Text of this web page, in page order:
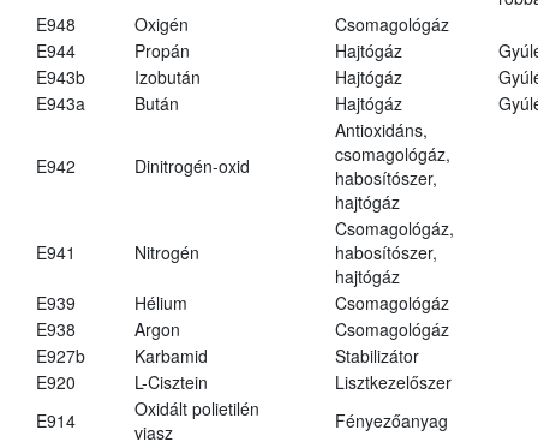
E948
Oxigén
Csomagológáz
E944
Propán Hajtógáz
E943b
Izobután Hajtógáz
E943a
Bután Hajtógáz
E942 Dinitrogén-oxid
Antioxidáns,
csomagológáz,
habosítószer,
hajtógáz
E941 Nitrogén
Csomagológáz,
habosítószer,
hajtógáz
E939
Hélium
Csomagológáz
E938
Argon
Csomagológáz
E927b
Karbamid
Stabilizátor
E920
L-Cisztein
Lisztkezelőszer
E914
Oxidált polietilén
viasz
Fényezőanyag